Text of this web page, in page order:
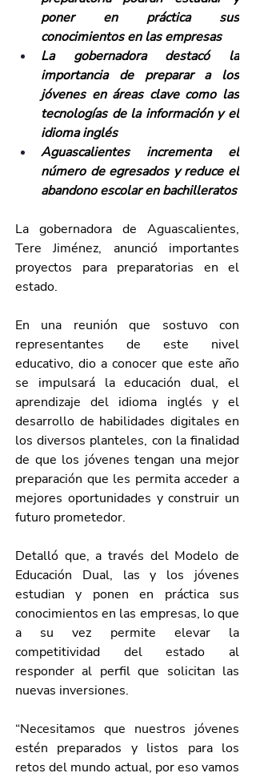
poner en práctica sus
conocimientos en las empresas
La gobernadora destacó la
importancia de preparar a los
jóvenes en áreas clave como las
tecnologías de la información y el
idioma inglés
Aguascalientes incrementa el
número de egresados y reduce el
abandono escolar en bachilleratos
La gobernadora de Aguascalientes,
Tere Jiménez, anunció importantes
proyectos para preparatorias en el
estado.
En una reunión que sostuvo con
representantes de este nivel
educativo, dio a conocer que este año
se impulsará la educación dual, el
aprendizaje del idioma inglés y el
desarrollo de habilidades digitales en
los diversos planteles, con la finalidad
de que los jóvenes tengan una mejor
preparación que les permita acceder a
mejores oportunidades y construir un
futuro prometedor.
Detalló que, a través del Modelo de
Educación Dual, las y los jóvenes
estudian y ponen en práctica sus
conocimientos en las empresas, lo que
a su vez permite elevar la
competitividad del estado al
responder al perfil que solicitan las
nuevas inversiones.
“Necesitamos que nuestros jóvenes
estén preparados y listos para los
retos del mundo actual, por eso vamos